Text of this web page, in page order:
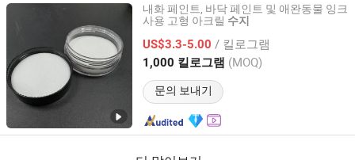
내화 페인트, 바닥 페인트 및 애완동물 잉크
사용 고형 아크릴 수지
US$3.3-5.00 / 킬로그램
1,000 킬로그램 (MOQ)
문의 보내기
Briture Co., Ltd.
Anhui, China 이후 2011